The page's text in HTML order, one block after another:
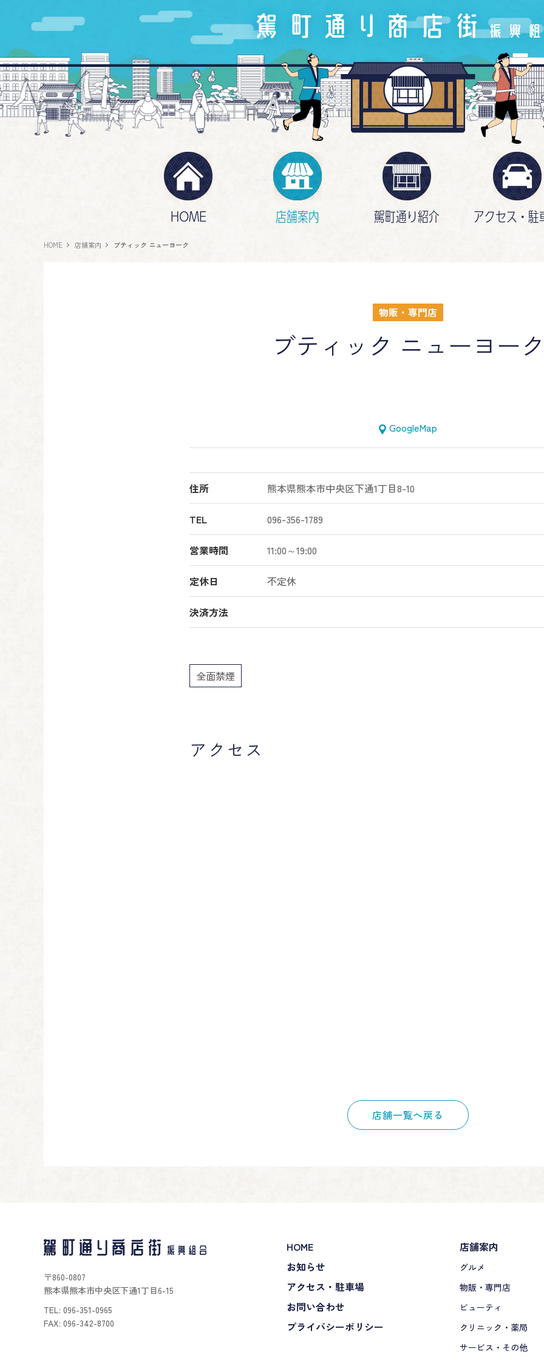
HOME 店舗案内 駕町通り紹介 アクセス・ 駐
HOME 店舗案内 ブティック ニューヨーク
物販・専門店
ブティック ニューヨー
GoogleMap
住所 熊本県熊本市中央区下通1丁目8-10
TEL 096-356-1789
営業時間 11:00～19:00
定休日 不定休
決済方法
全面禁煙
アクセス
店舗一覧へ戻る
〒860-0807
熊本県熊本市中央区下通1丁目6-15
TEL: 096-351-0965
FAX: 096-342-8700
HOME
お知らせ
アクセス・駐車場
お問い合わせ
プライバシーポリシー
店舗案内
グルメ
物販・専門店
ビューティ
クリニック・薬局
サービス・その他